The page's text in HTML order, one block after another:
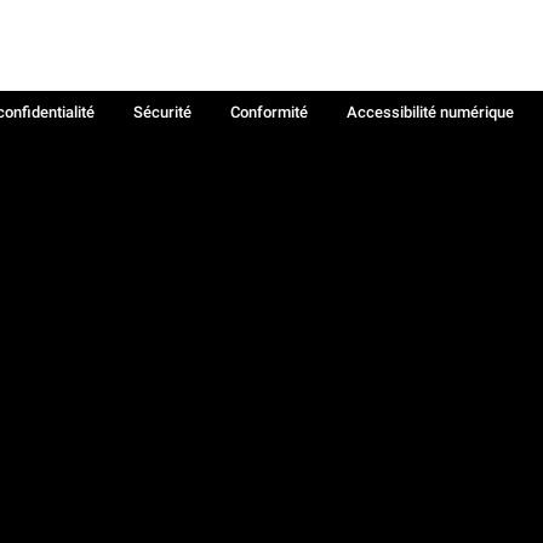
Sécurité Conformité
Accessibilité numérique